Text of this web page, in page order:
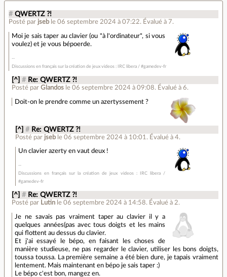
# QWERTZ ?!
Posté par jseb le 06 septembre 2024 à 07:22. Évalué à 7.
Moi je sais taper au clavier (ou "à l'ordinateur", si vous
voulez) et je vous bépoerde.
Discussions en français sur la création de jeux videos : IRC libera / #gamedev-fr
[^] # Re: QWERTZ ?!
Posté parGlandos le 06 septembre 2024 à 09:08. Évalué à6.
Doit-on le prendre comme un azertyssement ?
[^] # Re: QWERTZ ?!
Posté par jseb le 06 septembre 2024 à 10:01 . Évalué à 4.
Un clavier azerty en vaut deux !
Discussions en français sur la création de jeux videos : IRC libera /
#gamedev-fr
[^] # Re: QWERTZ ?!
Posté par Lutin le 06 septembre 2024 à 14:58. Évalué à 2.
Je ne savais pas vraiment taper au clavier il y a
quelques années(pas avec tous doigts et les mains
qui flottent au dessus du clavier.
Et j'ai essayé le bépo, en faisant les choses de
manière studieuse, ne pas regarder le clavier, utiliser les bons doigts,
toussa toussa. La première semaine a été bien dure, je tapais vraiment
lentement. Mais maintenant en bépo je sais taper :)
Le bépo c'est bon, mangez en.